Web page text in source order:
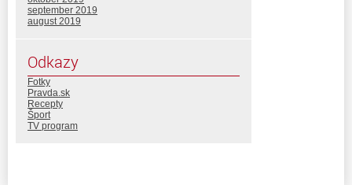
september 2019
august 2019
Odkazy
Fotky
Pravda.sk
Recepty
Šport
TV program